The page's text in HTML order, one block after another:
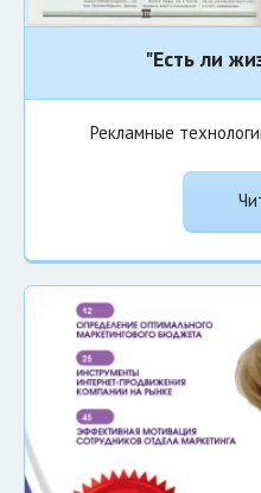
"Есть ли
Рекламные